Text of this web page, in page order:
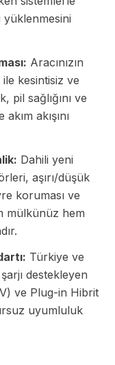
yüklenmesini
Aracınızın
kesintisiz ve
pil sağlığını ve
akışını
Dahili yeni
aşırı/düşük
koruması ve
mülkünüz hem
Türkiye ve
destekleyen
ve Plug-in Hibrit
uyumluluk